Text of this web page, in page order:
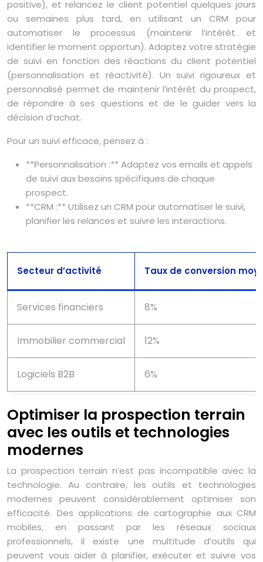
positive), et relancez le client potentiel quelques jours
ou semaines plus tard, en utilisant un CRM pour
automatiser le processus (maintenir l’intérêt et
identifier le moment opportun). Adaptez votre stratégie
de suivi en fonction des réactions du client potentiel
(personnalisation et réactivité). Un suivi rigoureux et
personnalisé permet de maintenir l’intérêt du prospect,
de répondre à ses questions et de le guider vers la
décision d’achat.
Pour un suivi efficace, pensez à :
**Personnalisation :** Adaptez vos emails et appels
de suivi aux besoins spécifiques de chaque
prospect.
**CRM :** Utilisez un CRM pour automatiser le suivi,
planifier les relances et suivre les interactions.
Secteur d’activité Taux de conversion
Services financiers 8%
Immobilier commercial 12%
Logiciels B2B 6%
Optimiser la prospection terrain
avec les outils et technologies
modernes
La prospection terrain n’est pas incompatible avec la
technologie. Au contraire, les outils et technologies
modernes peuvent considérablement optimiser son
efficacité. Des applications de cartographie aux CRM
mobiles, en passant par les réseaux sociaux
professionnels, il existe une multitude d’outils qui
peuvent vous aider à planifier, exécuter et suivre vos